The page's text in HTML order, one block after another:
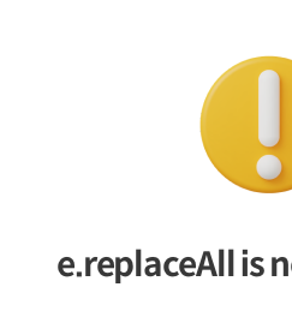
e.replaceAll is